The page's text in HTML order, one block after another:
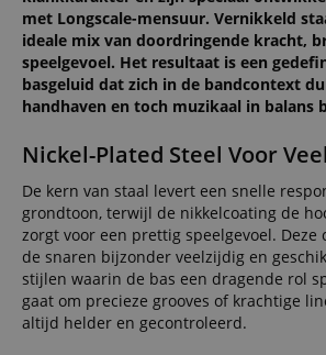
met Longscale-mensuur. Vernikkeld
ideale mix van doordringende kracht,
speelgevoel. Het resultaat is een
basgeluid dat zich in de bandcontext
handhaven en toch muzikaal in balans
Nickel-Plated Steel Voor
De kern van staal levert een snelle
grondtoon, terwijl de nikkelcoating de
zorgt voor een prettig speelgevoel. Deze
de snaren bijzonder veelzijdig en
stijlen waarin de bas een dragende rol
gaat om precieze grooves of krachtige
altijd helder en gecontroleerd.